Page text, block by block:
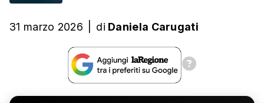
31 marzo 2026 di Daniela Carugati